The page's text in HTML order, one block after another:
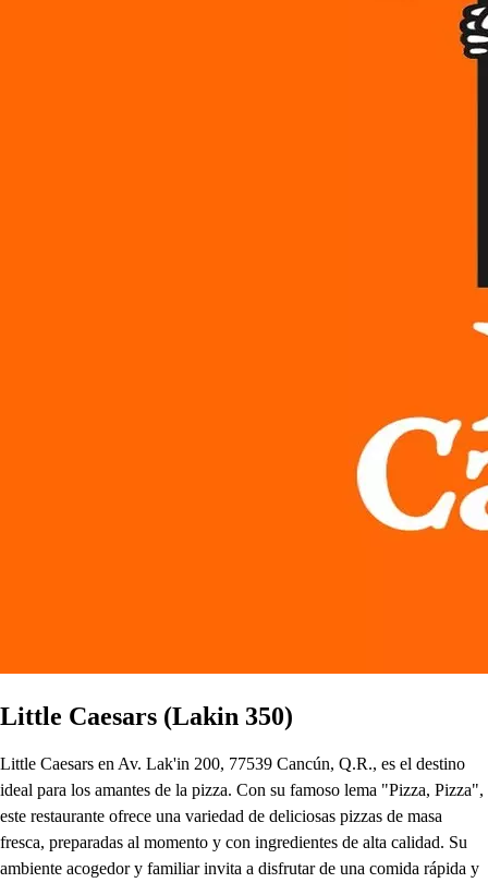
Little Caesars (Lakin 350)
Little Caesars en Av. Lak'in 200, 77539 Cancún, Q.R., es el destino
ideal para los amantes de la pizza. Con su famoso lema "Pizza, Pizza",
este restaurante ofrece una variedad de deliciosas pizzas de masa
fresca, preparadas al momento y con ingredientes de alta calidad. Su
ambiente acogedor y familiar invita a disfrutar de una comida rápida y